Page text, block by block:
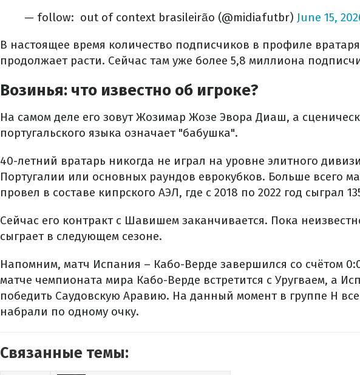
— follow: ️ out of context brasileirão (@midiafutbr) June 15,
В настоящее время количество подписчиков в профиле
продолжает расти. Сейчас там уже более 5,8 миллиона
Возинья: что известно об игроке?
На самом деле его зовут Жозимар Жозе Эвора Диаш, а
португальского языка означает "бабушка".
40-летний вратарь никогда не играл на уровне элитного
Португалии или основных раундов еврокубков. Больше всего
провел в составе кипрского АЭЛ, где с 2018 по 2022 год сыграл
Сейчас его контракт с Шавишем заканчивается. Пока
сыграет в следующем сезоне.
Напомним, матч Испания – Кабо-Верде завершился со счётом
матче чемпионата мира Кабо-Верде встретится с Уругваем, а
победить Саудовскую Аравию. На данный момент в группе H
набрали по одному очку.
Связанные темы: